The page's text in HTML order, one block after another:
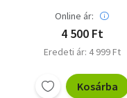
Online ár:
4 500 Ft
Eredeti ár: 4 999 Ft
Kosárba